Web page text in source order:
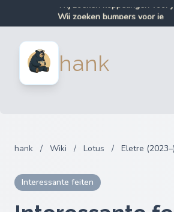
Wij zoeken bumpers voor je
Wij zoeken auto-onderdelen
hank
Inloggen
hank / Wiki / Lotus / Eletre (2023–)
Interessante feiten